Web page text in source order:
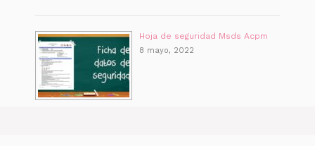
Hoja de seguridad Msds Acpm
8 mayo, 2022